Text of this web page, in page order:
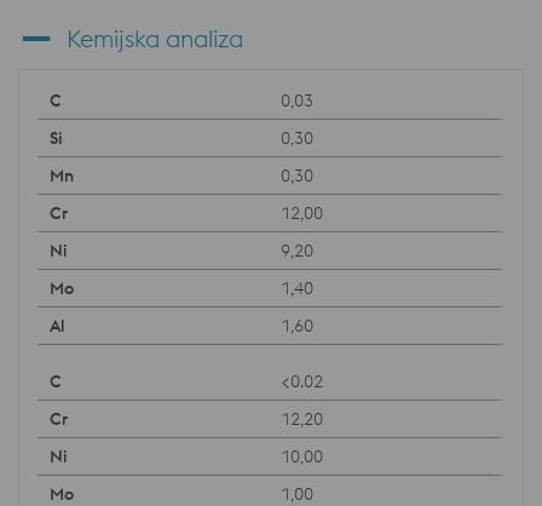
Kemijska analiza
0,03
0,30
0,30
12,00
9,20
1,40
1,60
<0.02
12,20
10,00
1,00